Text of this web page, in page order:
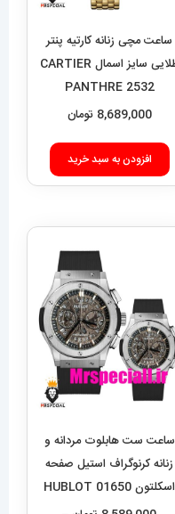
ساعت مچی زنانه کارتیه پنتر
طلایی سایز اسمال CARTIER
PANTHRE 2532
8,689,000 تومان
افزودن به سبد خرید
ساعت ست هابلوت مردانه و
زنانه کرنوگراف استیل صفحه
اسکلتون 01650 HUBLOT